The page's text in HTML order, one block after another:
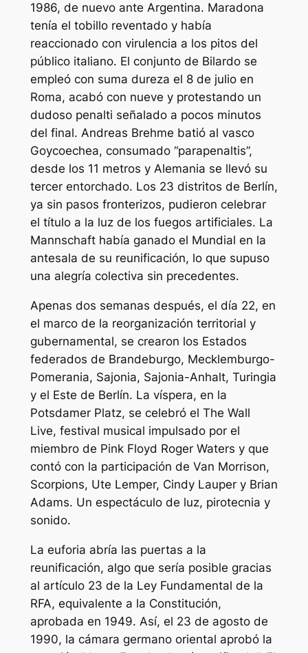
1986, de nuevo ante Argentina. Maradona
tenía el tobillo reventado y había
reaccionado con virulencia a los pitos del
público italiano. El conjunto de Bilardo se
empleó con suma dureza el 8 de julio en
Roma, acabó con nueve y protestando un
dudoso penalti señalado a pocos minutos
del final. Andreas Brehme batió al vasco
Goycoechea, consumado “parapenaltis”,
desde los 11 metros y Alemania se llevó su
tercer entorchado. Los 23 distritos de Berlín,
ya sin pasos fronterizos, pudieron celebrar
el título a la luz de los fuegos artificiales. La
Mannschaft había ganado el Mundial en la
antesala de su reunificación, lo que supuso
una alegría colectiva sin precedentes.
Apenas dos semanas después, el día 22, en
el marco de la reorganización territorial y
gubernamental, se crearon los Estados
federados de Brandeburgo, Mecklemburgo-
Pomerania, Sajonia, Sajonia-Anhalt, Turingia
y el Este de Berlín. La víspera, en la
Potsdamer Platz, se celebró el The Wall
Live, festival musical impulsado por el
miembro de Pink Floyd Roger Waters y que
contó con la participación de Van Morrison,
Scorpions, Ute Lemper, Cindy Lauper y Brian
Adams. Un espectáculo de luz, pirotecnia y
sonido.
La euforia abría las puertas a la
reunificación, algo que sería posible gracias
al artículo 23 de la Ley Fundamental de la
RFA, equivalente a la Constitución,
aprobada en 1949. Así, el 23 de agosto de
1990, la cámara germano oriental aprobó la